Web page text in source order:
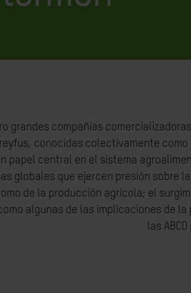
grandes compañías
conocidas colectivamente
papel central en el sistema
globales que ejercen presión sobre
de la producción agrícola; el
algunas de las implicaciones de
las